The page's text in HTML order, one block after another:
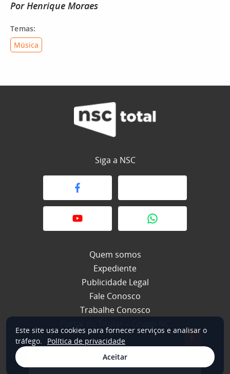
Por Henrique Moraes
Temas:
Música
Siga a NSC
Quem somos
Expediente
Publicidade Legal
Fale Conosco
Trabalhe Conosco
© 2026 NSC Total. Todos os direitos reservados.
Este site usa cookies para fornecer serviços e analisar o
tráfego.
Política de privacidade
Aceitar